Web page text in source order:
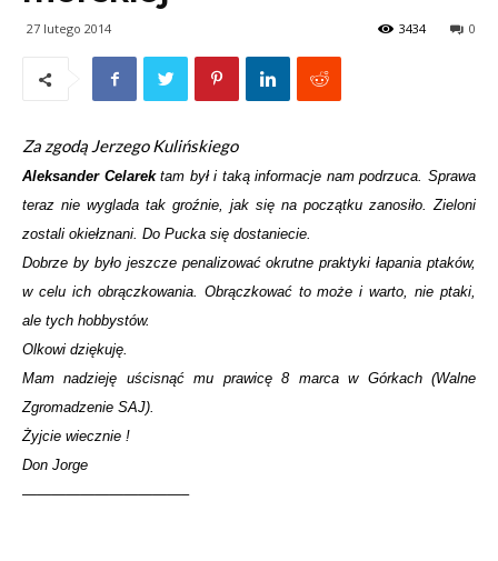
27 lutego 2014 0
3434
Za zgodą Jerzego Kulińskiego
Aleksander Celarektam był i taką informacje nam podrzuca. Sprawa
teraz nie wyglada tak groźnie, jak się na początku zanosiło. Zieloni
zostali okiełznani. Do Pucka się dostaniecie.
Dobrze by było jeszcze penalizować okrutne praktyki łapania ptaków,
w celu ich obrączkowania. Obrączkować to może i warto, nie ptaki,
ale tych hobbystów.
Olkowi dziękuję.
Mam nadzieję uścisnąć mu prawicę 8 marca w Górkach (Walne
Zgromadzenie SAJ).
Żyjcie wiecznie !
Don Jorge
———————————–